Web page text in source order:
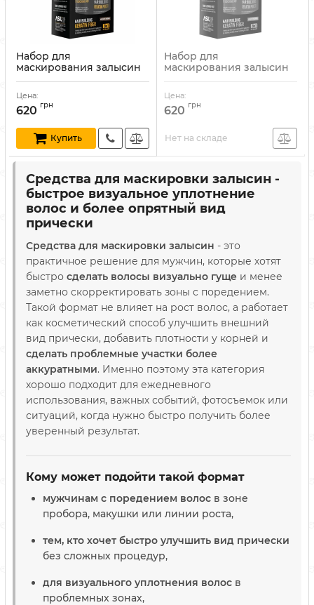
Набор для
маскирования залысин
Fiber Medium Brown
Артикул:
Цена:
620 грн
Купить
Набор для
маскирования залысин
Keratin Fiber Light Brown
Артикул:
Цена:
620 грн
Нет на складе
Средства для маскировки залысин -
быстрое визуальное уплотнение
волос и более опрятный вид
прически
Средства для маскировки залысин - это
практичное решение для мужчин, которые хотят
быстро сделать волосы визуально гуще и менее
заметно скорректировать зоны с поредением.
Такой формат не влияет на рост волос, а работает
как косметический способ улучшить внешний
вид прически, добавить плотности у корней и
сделать проблемные участки более
аккуратными. Именно поэтому эта категория
хорошо подходит для ежедневного
использования, важных событий, фотосъемок или
ситуаций, когда нужно быстро получить более
уверенный результат.
Кому может подойти такой формат
мужчинам с поредением волос в зоне
пробора, макушки или линии роста,
тем, кто хочет быстро улучшить вид прически
без сложных процедур,
для визуального уплотнения волос в
проблемных зонах,